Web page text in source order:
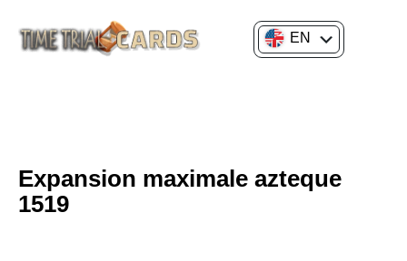
EN
Expansion maximale azteque
1519